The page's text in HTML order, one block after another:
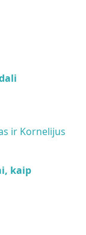
ir Kornelijus
kaip